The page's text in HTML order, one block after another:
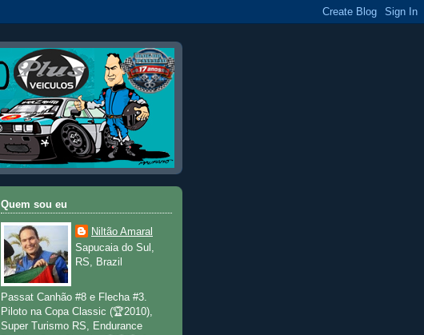
Quem sou eu
Niltão Amaral
Sapucaia do Sul,
RS, Brazil
Passat Canhão #8 e Flecha #3.
Piloto na Copa Classic (🏆2010),
Super Turismo RS, Endurance